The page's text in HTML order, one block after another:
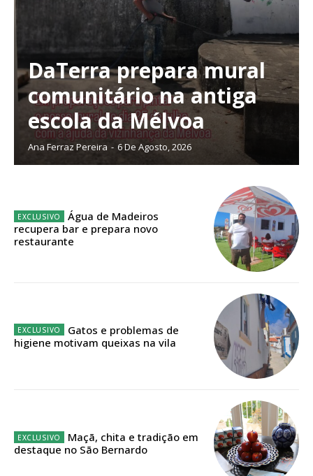
Planos de Assinatura
Faça-se assinante do Região de Cister e ajude-nos a manter este serviço
público!
Sendo assinante terá acesso a todos os conteúdos exclusivos e versões
12 meses
DaTerra prepara mural
comunitário na antiga
escola da Mélvoa
Ana Ferraz Pereira - 6 De Agosto, 2026
Água de Madeiros
recupera bar e prepara novo
restaurante
Gatos e problemas de
higiene motivam queixas na vila
Maçã, chita e tradição em
destaque no São Bernardo